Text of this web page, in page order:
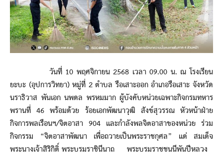
วันที่ 10 พฤศจิกายน 2568 เวลา 09.00 น. ณ โรงเรียน
ยะบะ (อุปการวิทยา) หมู่ที่ 2 ตำบล รือเสาะออก อำเภอรือเสาะ จังหวัด
นราธิวาส พันเอก นพดล พรหมมาก ผู้บังคับหน่วยเฉพาะกิจกรมทหาร
พรานที่ 46 พร้อมด้วย ร้อยเอกพัฒนาวุฒิ สังข์สุวรรณ หัวหน้าฝ่าย
กิจการพลเรือนฯ/จิตอาสา 904 และกำลังพลจิตอาสาของหน่วย ร่วม
กิจกรรม “จิตอาสาพัฒนา เพื่อถวายเป็นพระราชกุศล” แด่ สมเด็จ
พระนางเจ้าสิริกิติ์ พระบรมราชินีนาถ พระบรมราชชนนีพันปีหลวง